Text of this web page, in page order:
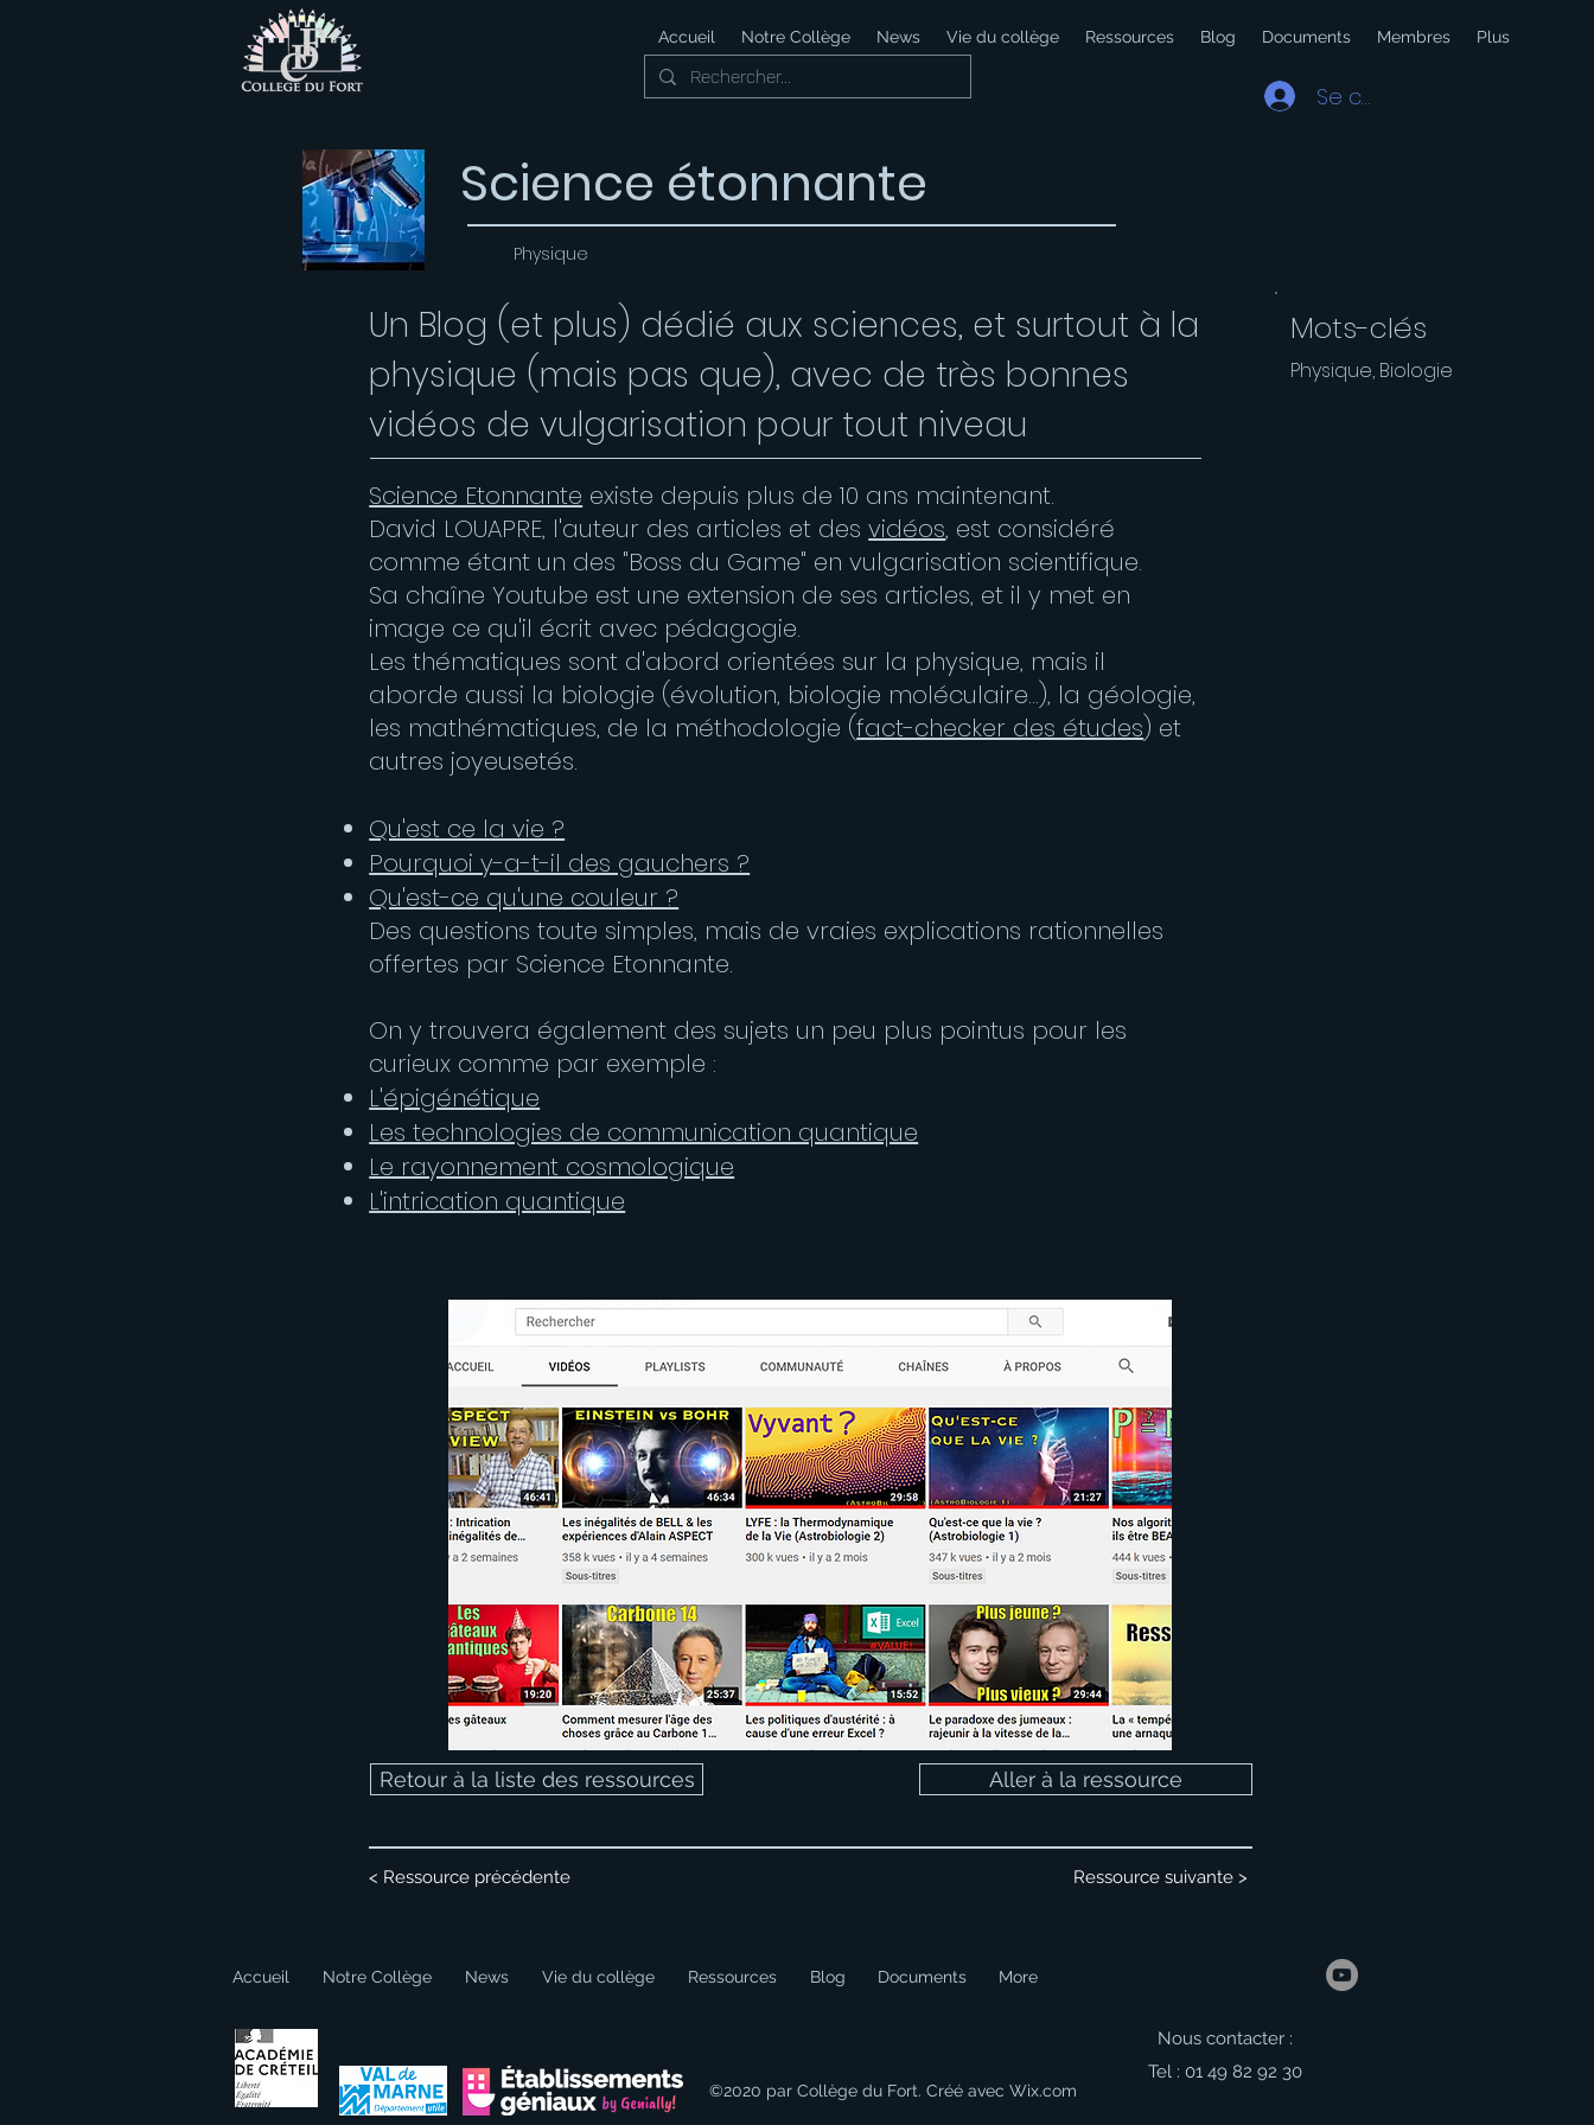
Accueil Notre Collège News Vie du collège Ressources Blog Documents Membres Plus
Se connecter
Science étonnante
Physique
Un Blog (et plus) dédié aux sciences, et surtout à la
physique (mais pas que), avec de très bonnes
vidéos de vulgarisation pour tout niveau
Science Etonnante existe depuis plus de 10 ans maintenant.
David LOUAPRE, l'auteur des articles et desvidéos, est considéré
comme étant un des "Boss du Game" en vulgarisation scientifique.
Sa chaîne Youtube est une extension de ses articles, et il y met en
image ce qu'il écrit avec pédagogie.
Les thématiques sont d'abord orientées sur la physique, mais il
aborde aussi la biologie (évolution, biologie moléculaire...), la géologie,
les mathématiques, de la méthodologie (fact-checker des études) et
autres joyeusetés.
Qu'est ce la vie ?
Pourquoi y-a-t-il des gauchers ?
Qu'est-ce qu'une couleur ?
Des questions toute simples, mais de vraies explications rationnelles
offertes par Science Etonnante.
On y trouvera également des sujets un peu plus pointus pour les
curieux comme par exemple :
L'épigénétique
Les technologies de communication quantique
Le rayonnement cosmologique
L'intrication quantique
Retour à la liste des ressources Aller à la ressource
< Ressource précédente Ressource suivante >
Mots-clés
Physique, Biologie
Accueil Notre Collège News Vie du collège Ressources Blog Documents More
©2020 par Collège du Fort. Créé avec Wix.com
Nous contacter :
Tel : 01 49 82 92 30